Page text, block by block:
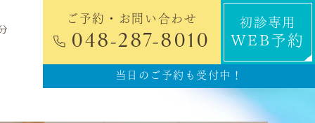
ご予約・お問い合わせ
048-287-8010
初診専用
WEB予約
当日のご予約も受付中！